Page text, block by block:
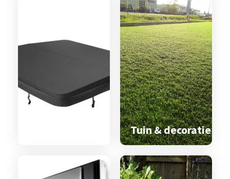
Spa & zwemspa
Tuin & decoratie